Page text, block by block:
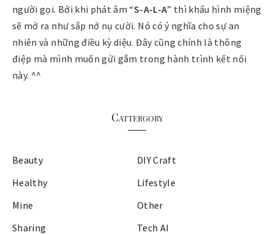
người gọi. Bởi khi phát âm “S-A-L-A” thì khẩu hình miệng
sẽ mở ra như sắp nở nụ cười. Nó có ý nghĩa cho sự an
nhiên và những điều kỳ diệu. Đây cũng chính là thông
điệp mà mình muốn gửi gắm trong hành trình kết nối
này. ^^
Cattergory
Beauty
DIY Craft
Healthy
Lifestyle
Mine
Other
Sharing
Tech AI